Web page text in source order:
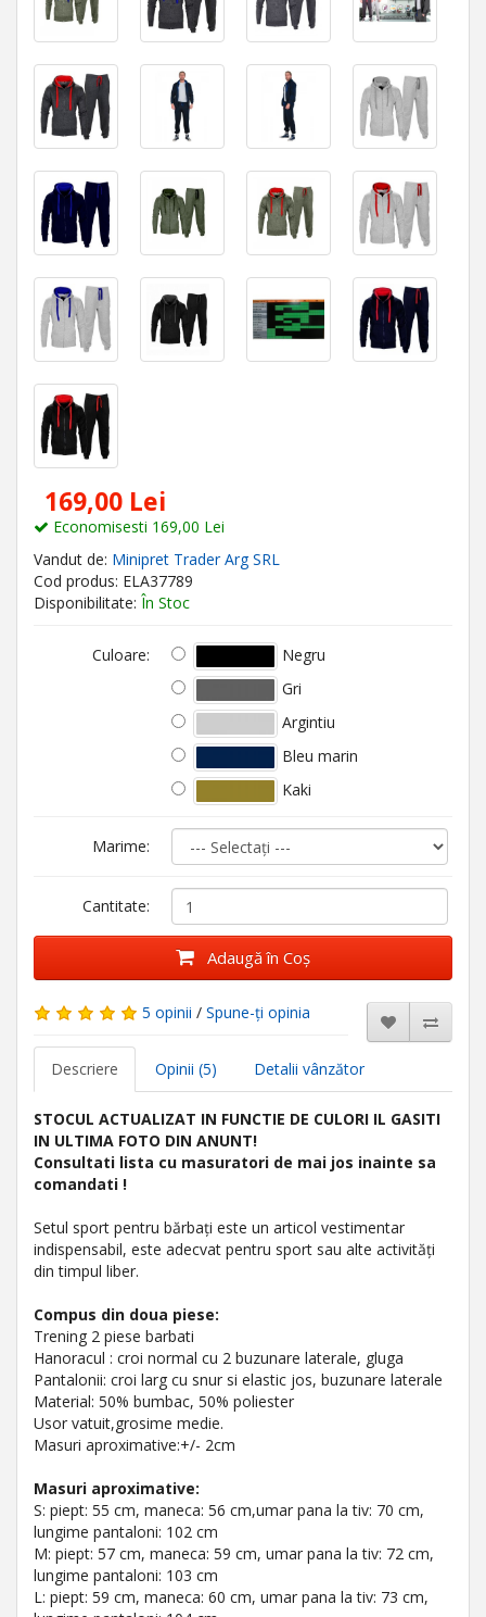
169,00 Lei
Economisesti 169,00 Lei
Vandut de: Minipret Trader Arg SRL
Cod produs: ELA37789
Disponibilitate: În Stoc
Culoare:
Negru
Gri
Argintiu
Bleu marin
Kaki
Marime:
Cantitate:
Adaugă în Coş
5 opinii / Spune-ţi opinia
Descriere Opinii (5) Detalii vânzător
STOCUL ACTUALIZAT IN FUNCTIE DE CULORI IL GASITI
IN ULTIMA FOTO DIN ANUNT!
Consultati lista cu masuratori de mai jos inainte sa
comandati !
Setul sport pentru bărbați este un articol vestimentar
indispensabil, este adecvat pentru sport sau alte activități
din timpul liber.
Compus din doua piese:
Trening 2 piese barbati
Hanoracul : croi normal cu 2 buzunare laterale, gluga
Pantalonii: croi larg cu snur si elastic jos, buzunare laterale
Material: 50% bumbac, 50% poliester
Usor vatuit,grosime medie.
Masuri aproximative:+/- 2cm
Masuri aproximative:
S: piept: 55 cm, maneca: 56 cm,umar pana la tiv: 70 cm,
lungime pantaloni: 102 cm
M: piept: 57 cm, maneca: 59 cm, umar pana la tiv: 72 cm,
lungime pantaloni: 103 cm
L: piept: 59 cm, maneca: 60 cm, umar pana la tiv: 73 cm,